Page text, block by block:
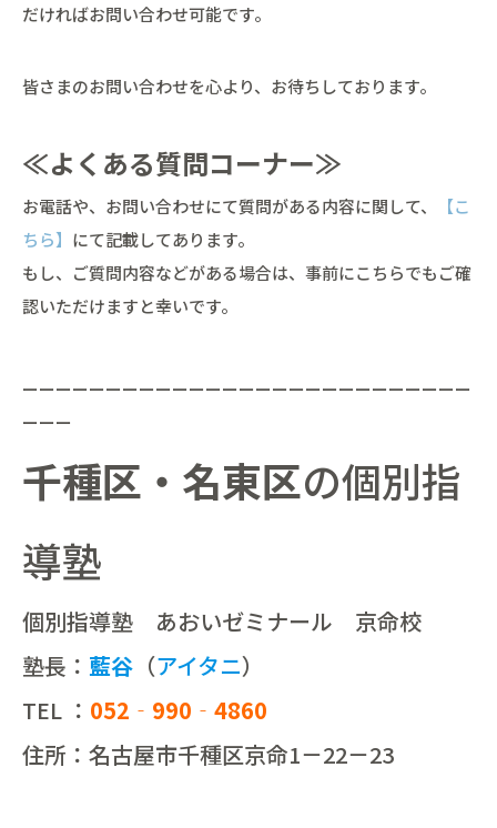
だければお問い合わせ可能です。
皆さまのお問い合わせを心より、お待ちしております。
≪よくある質問コーナー≫
お電話や、お問い合わせにて質問がある内容に関して、
【こ
ちら】 にて記載してあります。
もし、ご質問内容などがある場合は、事前にこちらでもご確
認いただけますと幸いです。
ーーーーーーーーーーーーーーーーーーーーーーーーーーー
ーーー
千種区・名東区の個別指
導塾
個別指導塾 あおいゼミナール 京命校
塾長： 藍谷 （アイタニ）
TEL ： 052‐990‐4860
住所：名古屋市千種区京命1－22－23